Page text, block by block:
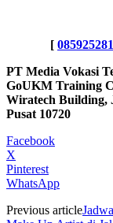
[
PT Media Vokasi
GoUKM Training
Wiratech Building,
Pusat 10720
Facebook
X
Pinterest
WhatsApp
Previous article